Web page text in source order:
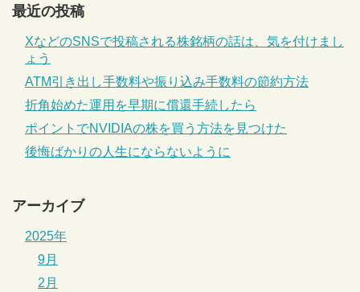
最近の投稿
XなどのSNSで投稿される株銘柄の話は、気を付けまし
ょう
ATM引き出し手数料や振り込み手数料の節約方法
折角始めた運用を早期に償還手続したら
ポイントでNVIDIAの株を買う方法を見つけた
後悔ばかりの人生にならないように
アーカイブ
2025年
9月
2月